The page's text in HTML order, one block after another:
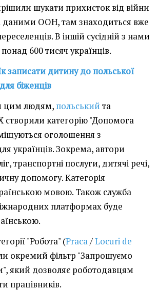
шукати прихисток від війни
даними ООН, там знаходиться вже
В іншій сусідній з нами
понад 600 тисяч українців.
записати дитину до польської
біженців
цим людям, польський та
створили категорію "Допомога
оголошення з
українців. Зокрема, автори
транспортні послуги, дитячі речі,
допомогу. Категорія
мовою. Також служба
платформах буде
"Робота" (Praca/Locuri de
окремий фільтр "Запрошуємо
який дозволяє роботодавцям
працівників.